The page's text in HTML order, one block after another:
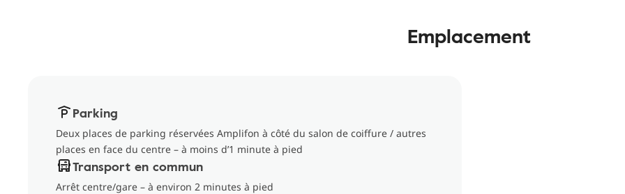
Emplacement
Parking
Deux places de parking réservées Amplifon à côté du salon de coiffure / autres
places en face du centre – à moins d’1 minute à pied
Transport en commun
Arrêt centre/gare – à environ 2 minutes à pied